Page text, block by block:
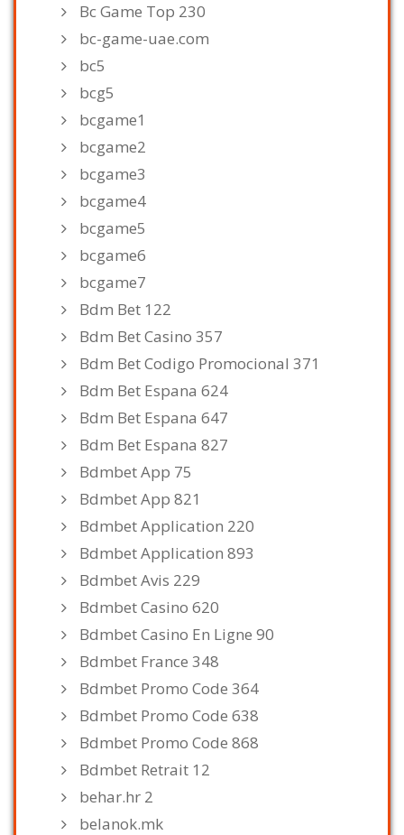
Bc Game Top 230
bc-game-uae.com
bc5
bcg5
bcgame1
bcgame2
bcgame3
bcgame4
bcgame5
bcgame6
bcgame7
Bdm Bet 122
Bdm Bet Casino 357
Bdm Bet Codigo Promocional 371
Bdm Bet Espana 624
Bdm Bet Espana 647
Bdm Bet Espana 827
Bdmbet App 75
Bdmbet App 821
Bdmbet Application 220
Bdmbet Application 893
Bdmbet Avis 229
Bdmbet Casino 620
Bdmbet Casino En Ligne 90
Bdmbet France 348
Bdmbet Promo Code 364
Bdmbet Promo Code 638
Bdmbet Promo Code 868
Bdmbet Retrait 12
behar.hr 2
belanok.mk